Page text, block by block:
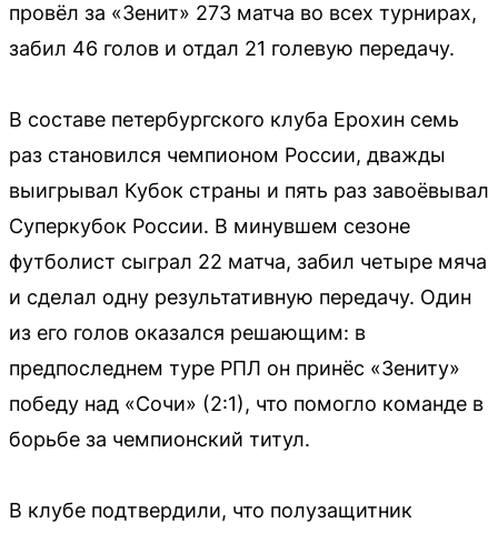
провёл за «Зенит» 273 матча во всех турнирах,
забил 46 голов и отдал 21 голевую передачу.
В составе петербургского клуба Ерохин семь
раз становился чемпионом России, дважды
выигрывал Кубок страны и пять раз завоёвывал
Суперкубок России. В минувшем сезоне
футболист сыграл 22 матча, забил четыре мяча
и сделал одну результативную передачу. Один
из его голов оказался решающим: в
предпоследнем туре РПЛ он принёс «Зениту»
победу над «Сочи» (2:1), что помогло команде в
борьбе за чемпионский титул.
В клубе подтвердили, что полузащитник